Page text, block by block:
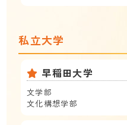
私立大学
早稲田大学
文学部
文化構想学部